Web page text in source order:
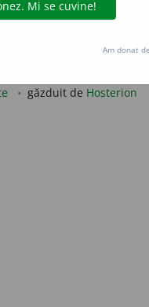
metode de extragere
de date oferite oficial spre
găzduit de Hosterion
Am donat